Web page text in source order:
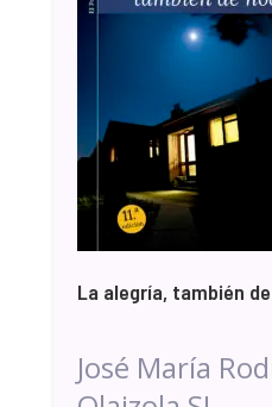
La alegría, también
José María